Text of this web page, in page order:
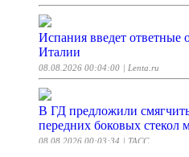
Испания введет ответные
Италии
08.08.2026 00:04:00 | Lenta.ru
В ГД предложили
передних боковых стекол
08.08.2026 00:03:34 | ТАСС